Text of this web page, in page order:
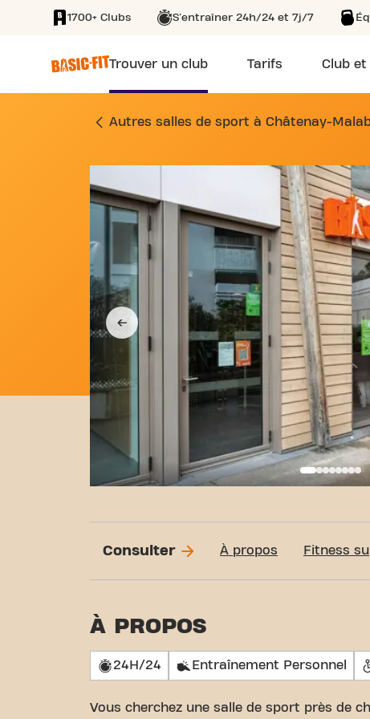
SKIP TO MAIN CONTENT
1700+ Clubs S'entraîner 24h/24 et 7j/7
Trouver un club Tarifs Club
SALLE DE SPORT
Autres salles de sport à Châtenay-
Consulter À propos Fitness
À PROPOS
24H/24 Entraînement Personnel
Vous cherchez une salle de sport près de